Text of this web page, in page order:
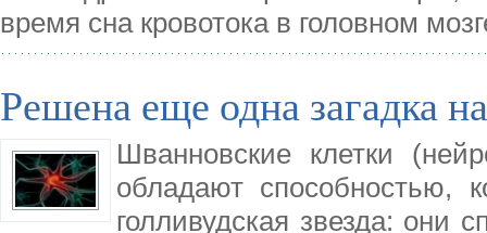
время сна кровотока в головном
Решена еще одна загадка
Шванновские клетки
обладают способностью,
голливудская звезда: они